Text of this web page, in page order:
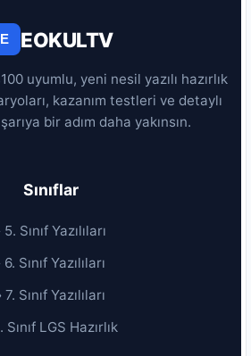
E EOKULTV
uyumlu, yeni nesil yazılı hazırlık
kazanım testleri ve detaylı
bir adım daha yakınsın.
Sınıflar
5. Sınıf Yazılıları
6. Sınıf Yazılıları
7. Sınıf Yazılıları
Sınıf LGS Hazırlık